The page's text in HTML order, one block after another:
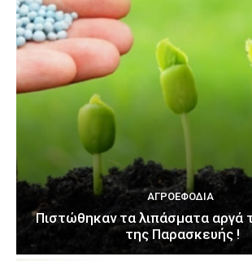
ΑΓΡΟΕΦΌΔΙΑ
Πιστώθηκαν τα λιπάσματα αργά
της Παρασκευής !